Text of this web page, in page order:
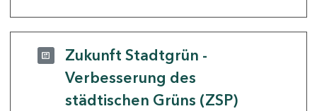
Zukunft Stadtgrün -
Verbesserung des
städtischen Grüns (ZSP)